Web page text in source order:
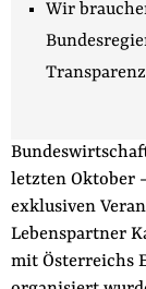
Wir
letzten Oktober
exklusiven
Lebenspartner
mit Österreichs